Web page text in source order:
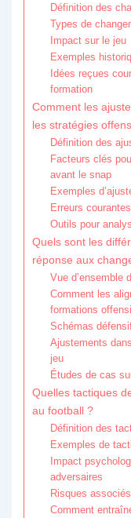
Définition des
Types de
Impact sur le jeu
Exemples
Idées reçues
formation
Comment les
les stratégies
Définition des
Facteurs clés
avant le snap
Exemples
Erreurs
Outils pour
Quels sont les
réponse aux
Vue d’ensemble
Comment les
formations
Schémas
Ajustements
jeu
Études de cas
Quelles tactiques
au football ?
Définition des
Exemples de
Impact
adversaires
Risques
Comment